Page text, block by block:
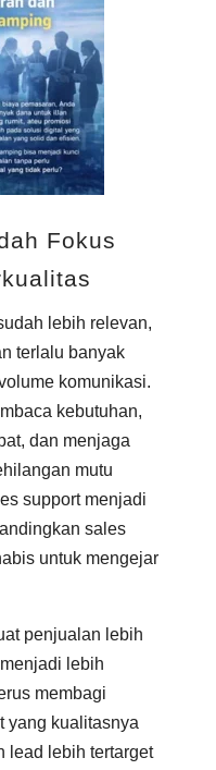
Fokus
lebih relevan,
terlalu banyak
komunikasi.
kebutuhan,
dan menjaga
mutu
support menjadi
sales
untuk mengejar
penjualan lebih
lebih
membagi
yang kualitasnya
lead lebih tertarget